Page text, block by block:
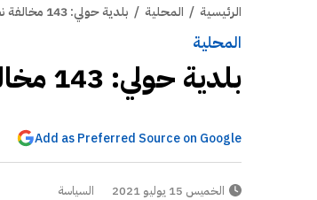
الرئيسية / المحلية / بلدية حولي: 143 مخالفة نظافة عامة وإشغالات طرق خلال يونيو
المحلية
بلدية حولي: 143 مخالفة نظافة عامة وإشغالات طرق خلال يونيو
Add as Preferred Source on Google
الخميس 15 يوليو 2021 السياسة